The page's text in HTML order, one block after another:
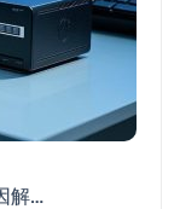
关于黑群晖型号选择的一些经验与原因解释